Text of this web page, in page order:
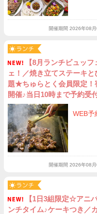
開催期間 2026年08
【8月ランチビュッ
ェ！／焼き立てステーキ
題★ちゅらとく会員限定！
開催♪当日10時まで予約受
WEB予
開催期間 2026年08
【1日3組限定☆アニ
ンチタイム♪ケーキつき／